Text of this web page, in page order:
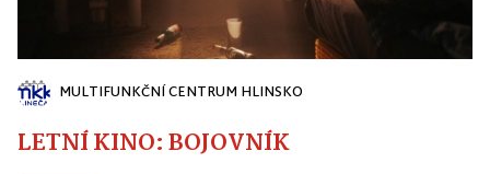
MULTIFUNKČNÍ CENTRUM HLINSKO
LETNÍ KINO: BOJOVNÍK